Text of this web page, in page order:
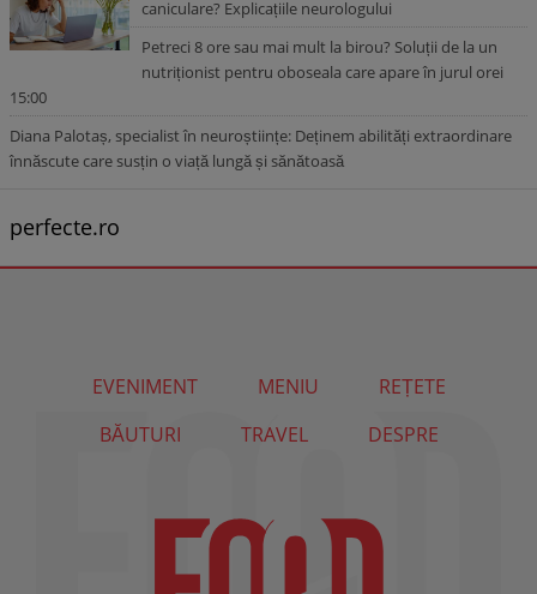
caniculare? Explicațiile neurologului
Petreci 8 ore sau mai mult la birou? Soluții de la un
nutriționist pentru oboseala care apare în jurul orei
15:00
Diana Palotaș, specialist în neuroștiințe: Deținem abilități extraordinare
înnăscute care susțin o viață lungă și sănătoasă
perfecte.ro
EVENIMENT MENIU
REȚETE
BĂUTURI
TRAVEL DESPRE